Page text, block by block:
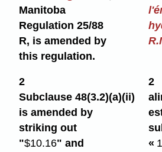
Manitoba
Regulation 25/88
R, is amended by
this regulation.
2
Subclause 48(3.2)⁠(a)⁠(ii)
is amended by
striking out
"$10.16" and
2
«